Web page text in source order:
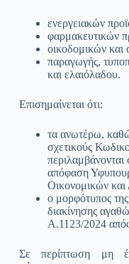
ενεργειακών
φαρμακευτικών
οικοδομικών
παραγωγής,
και ελαιόλαδου.
Επισημαίνεται ότι:
τα ανωτέρω,
σχετικούς
απόφαση
Οικονομικών
ο μορφότυπος
διακίνησης
Α.1123/2024
Σε περίπτωση μη